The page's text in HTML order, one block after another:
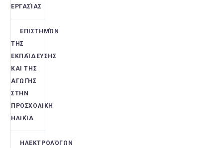
ΕΡΓΑΣΊΑΣ
ΕΠΙΣΤΗΜΏΝ
ΤΗΣ
ΕΚΠΑΊΔΕΥΣΗΣ
ΚΑΙ ΤΗΣ
ΑΓΩΓΉΣ
ΣΤΗΝ
ΠΡΟΣΧΟΛΙΚΉ
ΗΛΙΚΊΑ
ΗΛΕΚΤΡΟΛΌΓΩΝ